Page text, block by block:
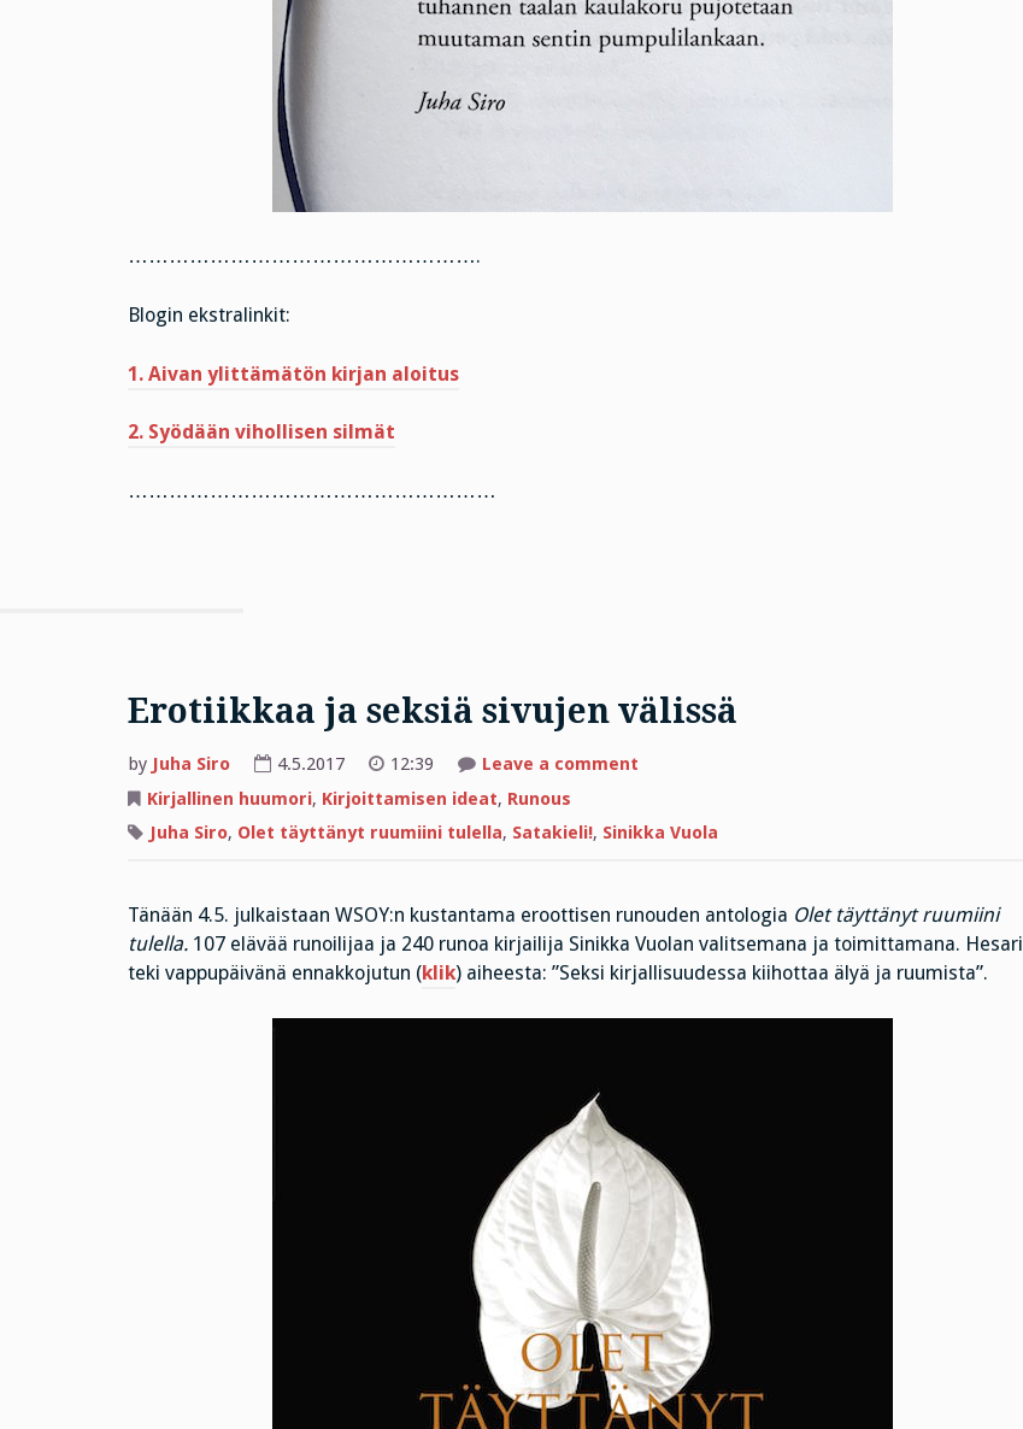
…………………………………………….
Blogin ekstralinkit:
1. Aivan ylittämätön kirjan aloitus
2. Syödään vihollisen silmät
………………………………………………
Erotiikkaa ja seksiä sivujen välissä
by Juha Siro 4.5.2017 12:39 Leave a commenton
sivujen
Kirjallinen huumori, Kirjoittamisen ideat, Runous
Juha Siro, Olet täyttänyt ruumiini tulella, Satakieli!, Sinikka Vuola
Tänään 4.5. julkaistaan WSOY:n kustantama eroottisen runouden antologia Olet täyttänyt ruumiini
tulella.107 elävää runoilijaa ja 240 runoa kirjailija Sinikka Vuolan valitsemana ja toimittamana. Hesari
teki vappupäivänä ennakkojutun (klik) aiheesta: ”Seksi kirjallisuudessa kiihottaa älyä ja ruumista”.